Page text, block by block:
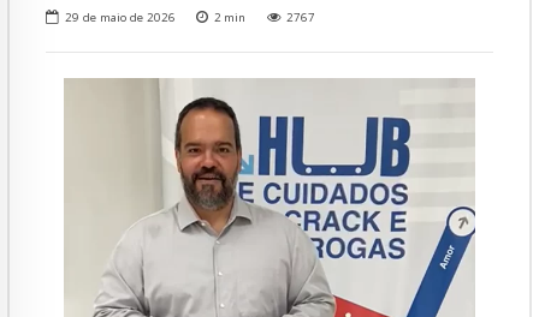
29 de maio de 2026 2 min 2767